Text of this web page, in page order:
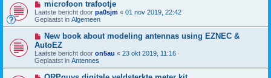
c
h
t
b
e
r
i
h
t
N
i
e
u
w
b
e
r
i
c
h
microfoon trafootje
Laatste bericht door pa0sjm « 01 nov 2019, 22:42
Geplaatst in Algemeen
N
e
u
w
b
New book about modeling antennas using EZNEC &
AutoEZ
Laatste bericht door on5au « 23 okt 2019, 11:16
Geplaatst in Antennes
N